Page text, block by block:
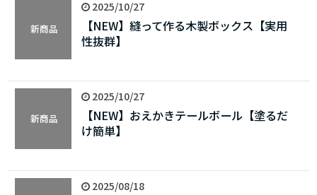
新商品
2025/10/27
【NEW】縫って作る木製ボックス【実用
性抜群】
新商品
2025/10/27
【NEW】おえかきテールボール【塗るだ
け簡単】
2025/08/18